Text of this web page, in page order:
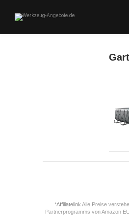
*Affiliatelink Alle Preise
Partnerprogramms von Amazon